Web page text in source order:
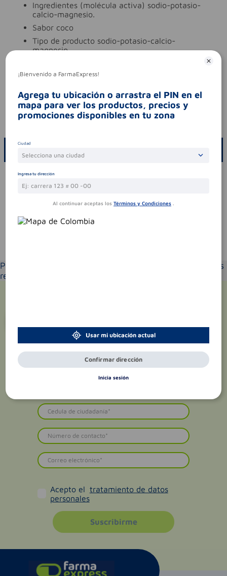
ingredientes (molécula activa) sodio-potasio-
calcio-magnesio.
sabor coco
tipo de producto sodio-potasio-calcio-
magnesio.
es un medicamento.no exceder su
consumo. leer indicaciones y
contraindicaciones. si los síntomas persisten.
consultar al médico.
codigo invima 2020m-0009131-r1
Por favor, inicie sesión para escribir un comentario
Sin comentarios.
Por favor selecciona tu ubicación y verás los productos
recomendados según la cobertura de entrega
exclusivas!
Acepto el tratamiento de datos
personales
Suscribirme
¡Bienvenido a FarmaExpress!
Agrega tu ubicación o arrastra el PIN en el
mapa para ver los productos, precios y
promociones disponibles en tu zona
Ciudad
Selecciona una ciudad
Ingresa tu dirección
Al continuar aceptas los Términos y Condiciones .
Usar mi ubicación actual
Confirmar dirección
Inicia sesión